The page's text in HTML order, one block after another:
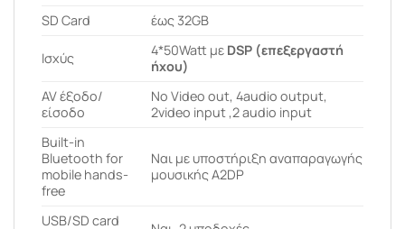
SD Card
έως 32GB
Ισχύς 4*50Watt με DSP (επεξεργαστή
ήχου)
AV έξοδο/
είσοδο
No Video out, 4audio output,
2video input ,2 audio input
Built-in
Bluetooth for
mobile hands-
free
Ναι με υποστήριξη αναπαραγωγής
μουσικής A2DP
USB/SD card